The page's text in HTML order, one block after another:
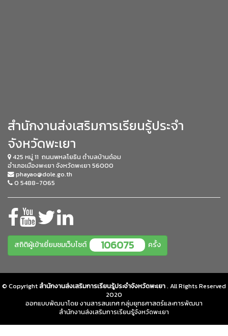
สำนักงานส่งเสริมการเรียนรู้ประจำ
จังหวัดพะเยา
425 หมู่ 11 ถนนพหลโยธิน ตำบลบ้านต๋อม
อำเภอเมืองพะเยา จังหวัดพะเยา 56000
phayao@dole.go.th
0 5488-7065
สถิติผู้เข้าเยี่ยมชมเว็บไซต์ ครั้ง
© Copyrightสำนักงานส่งเสริมการเรียนรู้ประจำจังหวัดพะเยา. All Rights Reserved
2020
ออกแบบพัฒนาโดย งานสารสนเทศ กลุ่มยุทธศาสตร์และการพัฒนา
สำนักงานส่งเสริมการเรียนรู้จังหวัดพะเยา